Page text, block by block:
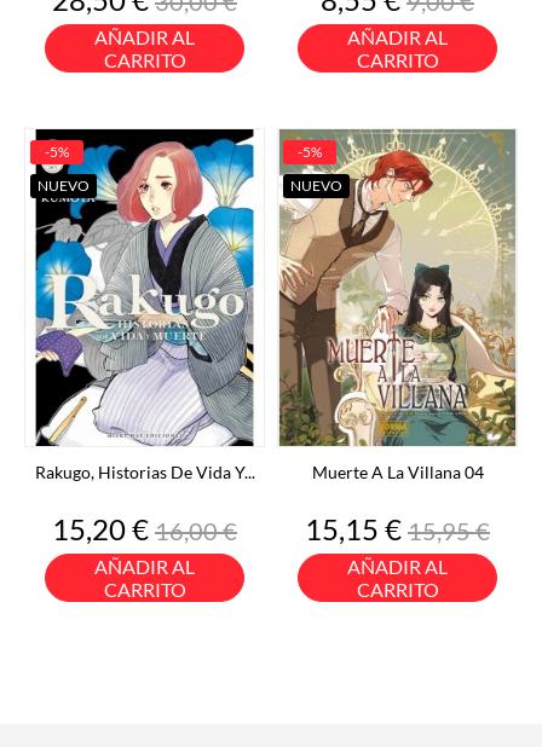
base
AÑADIR AL
CARRITO
base
AÑADIR AL
CARRITO
Rakugo, Historias De Vida Y...
Precio
15,20 €Precio
base
16,00 €
AÑADIR AL
CARRITO
-5%
NUEVO
Muerte A La Villana 04
Precio
15,15 €Precio
base
15,95 €
AÑADIR AL
CARRITO
-5%
NUEVO